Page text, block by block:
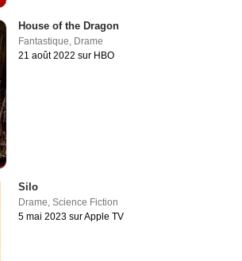
House of the Dragon
Fantastique Drame
21 août 2022 sur HBO
Silo
Drame,Science Fiction
5 mai 2023 sur Apple TV